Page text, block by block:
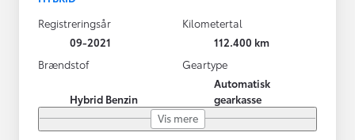
Registreringsår
09-2021
Kilometertal
112.400 km
Brændstof
Hybrid Benzin
Geartype
Automatisk
gearkasse
Vis mere